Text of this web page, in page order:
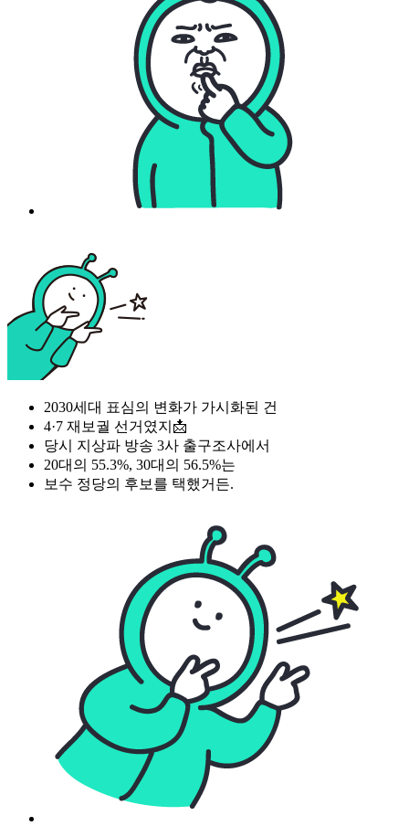
2030세대 표심의 변화가 가시화된 건
4·7 재보궐 선거였지📩
당시 지상파 방송 3사 출구조사에서
20대의 55.3%, 30대의 56.5%는
보수 정당의 후보를 택했거든.